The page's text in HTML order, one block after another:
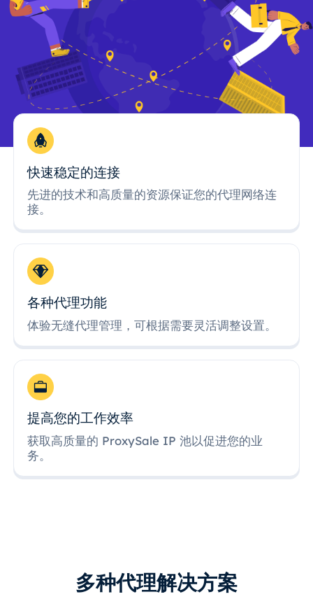
快速稳定的连接
先进的技术和高质量的资源保证您的代理网络连
接。
各种代理功能
体验无缝代理管理，可根据需要灵活调整设置。
提高您的工作效率
获取高质量的 ProxySale IP 池以促进您的业
务。
多种代理解决方案